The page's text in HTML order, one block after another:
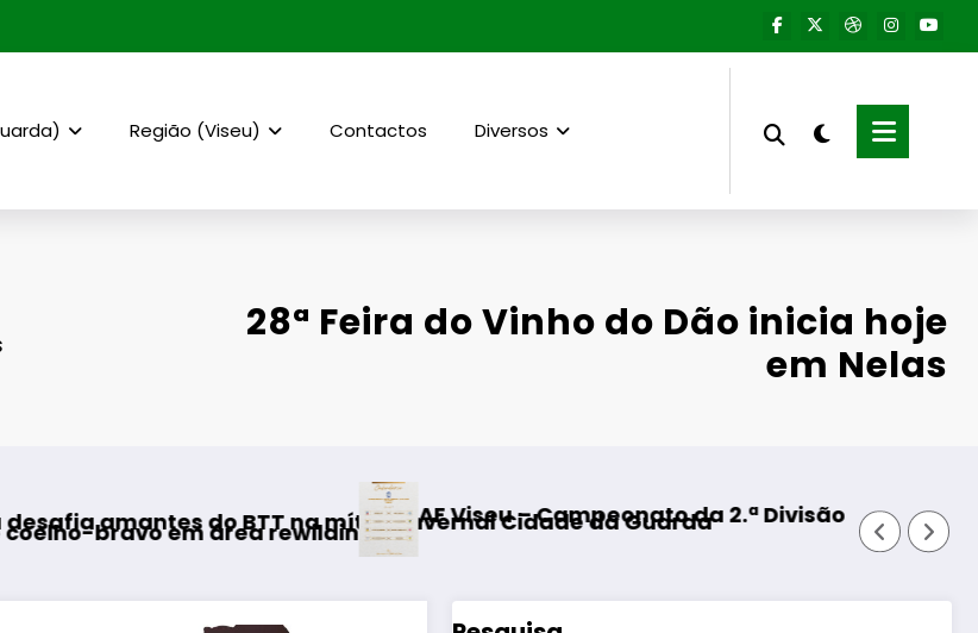
Região (Viseu) Contactos Diversos
28ª Feira do Vinho do Dão inicia hoje
em Nelas
área rewilding
BTT na mítica Invernal Cidade da Guarda
AF Viseu – Campeonato da 2.ª Divisão Distrital – ISOJOFER
Fornos de Algodres –